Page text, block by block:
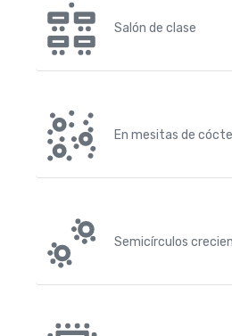
Salón de clase
En mesitas de
Semicírculos